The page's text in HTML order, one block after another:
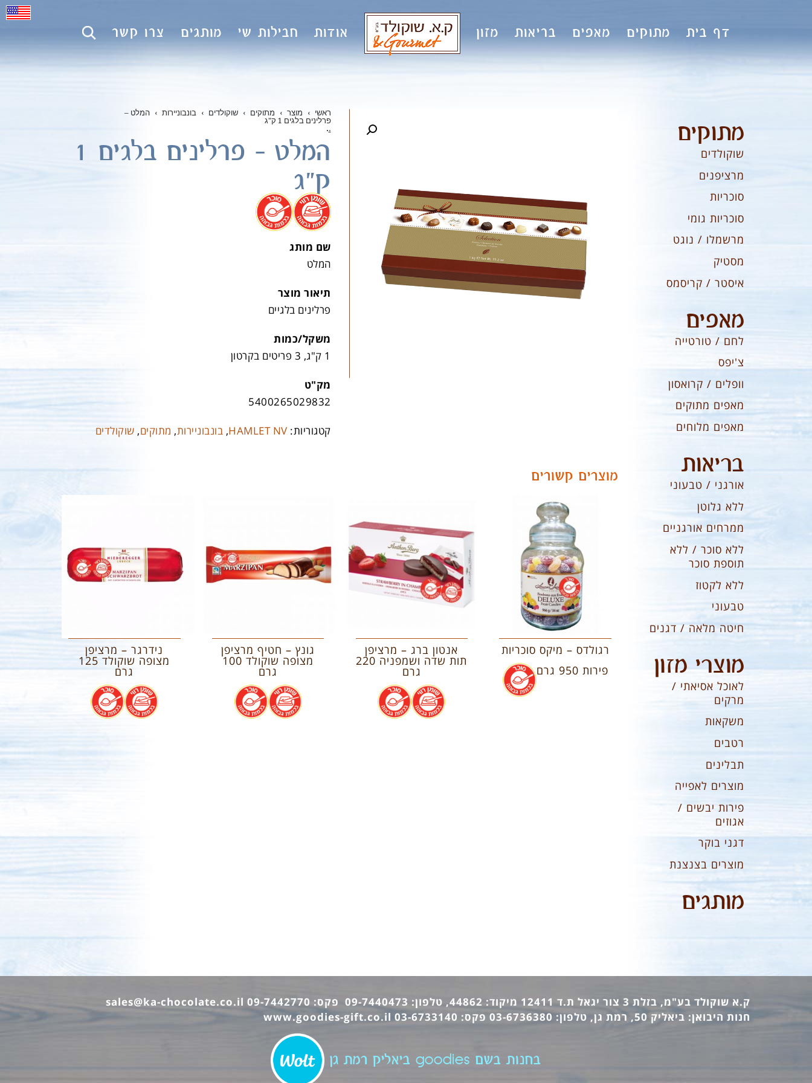
דף בית מתוקים מאפים בריאות מזון אודות חבילות שי מותגים צרו קשר
ראשי › מוצר › מתוקים › שוקולדים › בונבוניירות ›
המלט –
פרלינים בלגים 1 ק"ג
.
.
המלט – פרלינים בלגים 1
ק"ג
.
.
שם מותג
המלט
תיאור מוצר
פרלינים בלגיים
משקל/כמות
1 ק"ג, 3 פריטים בקרטון
מק"ט
5400265029832
קטגוריות: HAMLET NV
, בונבוניירות, מתוקים, שוקולדים
מוצרים קשורים
רגולדס – מיקס סוכריות
פירות 950 גרם
.
אנטון ברג – מרציפן
תות שדה ושמפניה 220
גרם
.
.
גונץ – חטיף מרציפן
מצופה שוקולד 100
גרם
.
.
נידרגר – מרציפן
מצופה שוקולד 125
גרם
.
.
מתוקים
שוקולדים
מרציפנים
סוכריות
סוכריות גומי
מרשמלו / נוגט
מסטיק
איסטר / קריסמס
מאפים
לחם / טורטייה
צ'יפס
וופלים / קרואסון
מאפים מתוקים
מאפים מלוחים
בריאות
אורגני / טבעוני
ללא גלוטן
ממרחים אורגניים
ללא סוכר / ללא
תוספת סוכר
ללא לקטוז
טבעוני
חיטה מלאה / דגנים
מוצרי מזון
לאוכל אסיאתי /
מרקים
משקאות
רטבים
תבלינים
מוצרים לאפייה
פירות יבשים /
אגוזים
דגני בוקר
מוצרים בצנצנת
מותגים
ק.א שוקולד בע"מ, בזלת 3 צור יגאל ת.ד 12411 מיקוד: 44862, טלפון: 09-7440473 פקס: 09-7442770
sales@ka-chocolate.co.il
חנות היבואן: ביאליק 50, רמת גן, טלפון: 03-6736380 פקס: 03-6733140
www.goodies-gift.co.il
בחנות בשם goodies ביאליק רמת גן